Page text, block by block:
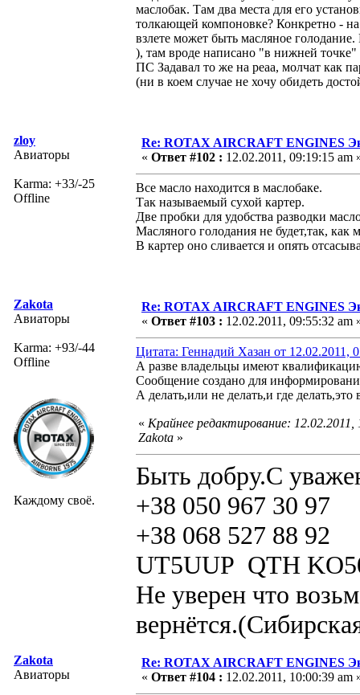
маслобак. Там два места для его
толкающей компоновке? Конкретно - на
взлете может быть масляное
), там вроде написано "в нижней точке"
ПС Задавал то же на реаа, молчат как
(ни в коем случае не хочу обидеть
zloy
Авиаторы
Karma: +33/-25
Offline
Re: ROTAX AIRCRAFT ENGINES
« Ответ #102 : 12.02.2011, 09:19:15 am
Все масло находится в маслобаке.
Так называемый сухой картер.
Две пробки для удобства разводки
Масляного голодания не будет,так, как
В картер оно сливается и опять
Zakota
Авиаторы
Karma: +93/-44
Offline
Каждому своё.
Re: ROTAX AIRCRAFT ENGINES
« Ответ #103 : 12.02.2011, 09:55:32 am
Цитата: Геннадий Хазан от 12.02.2011,
А разве владельцы имеют
Сообщение создано для
А делать,или не делать,и где делать,это
« Крайнее редактирование:
Zakota »
Быть добру.С
+38 050 967 30 97
+38 068 527 88 92
UT5UUP QTH
Не уверен что
Zakota
Авиаторы
Re: ROTAX AIRCRAFT ENGINES
« Ответ #104 : 12.02.2011, 10:00:39 am